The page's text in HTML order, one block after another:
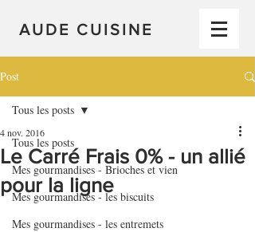
AUDE CUISINE
Post
Tous les posts
Mes gourmandises - Brioches et vien
Mes gourmandises - les biscuits
Mes gourmandises - les entremets
Tous les posts
Le Carré Frais 0% - un allié
pour la ligne
4 nov. 2016